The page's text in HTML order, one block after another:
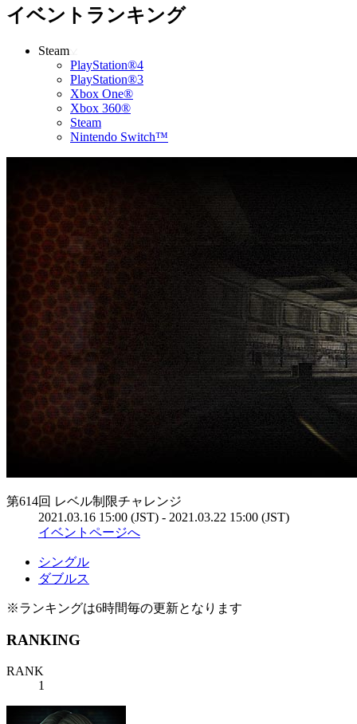
イベントランキング
Steam
PlayStation®4
PlayStation®3
Xbox One®
Xbox 360®
Steam
Nintendo Switch™
第614回 レベル制限チャレンジ
2021.03.16 15:00 (JST) - 2021.03.22 15:00 (JST)
イベントページへ
シングル
ダブルス
※ランキングは6時間毎の更新となります
RANKING
RANK
1